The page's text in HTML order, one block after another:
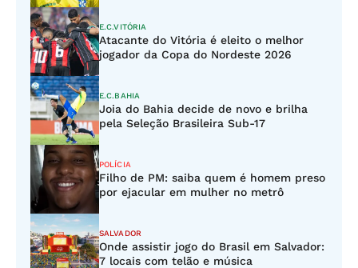
E.C.VITÓRIA
Atacante do Vitória é eleito o melhor
jogador da Copa do Nordeste 2026
E.C.BAHIA
Joia do Bahia decide de novo e brilha
pela Seleção Brasileira Sub-17
POLÍCIA
Filho de PM: saiba quem é homem preso
por ejacular em mulher no metrô
SALVADOR
Onde assistir jogo do Brasil em Salvador:
7 locais com telão e música